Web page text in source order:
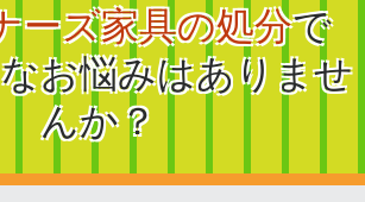
ーズ家具の処分で
お悩みはありませ
んか？